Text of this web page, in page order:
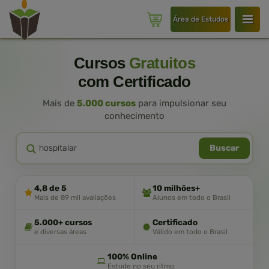
Área de Estudos
Cursos Gratuitos
com Certificado
Mais de 5.000 cursos para impulsionar seu
conhecimento
Buscar
4,8 de 5
Mais de 89 mil avaliações
10 milhões+
Alunos em todo o Brasil
5.000+ cursos
e diversas áreas
Certificado
Válido em todo o Brasil
100% Online
Estude no seu ritmo